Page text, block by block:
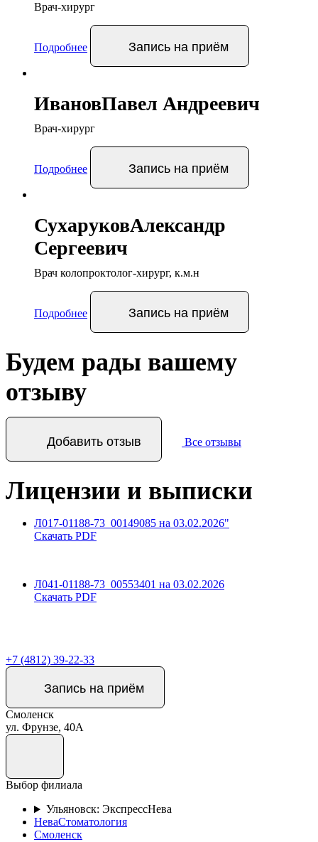
Врач-хирург
Подробнее Запись на приём
ИвановПавел Андреевич
Врач-хирург
Подробнее Запись на приём
СухаруковАлександр
Сергеевич
Врач колопроктолог-хирург, к.м.н
Подробнее Запись на приём
Будем рады вашему
отзыву
Добавить отзыв Все отзывы
Лицензии и выписки
Л017-01188-73_00149085 на 03.02.2026"
Скачать PDF
Л041-01188-73_00553401 на 03.02.2026
Скачать PDF
+7 (4812) 39-22-33
Запись на приём
Смоленск
ул. Фрунзе, 40А
Выбор филиала
Ульяновск: ЭкспрессНева
НеваСтоматология
Смоленск